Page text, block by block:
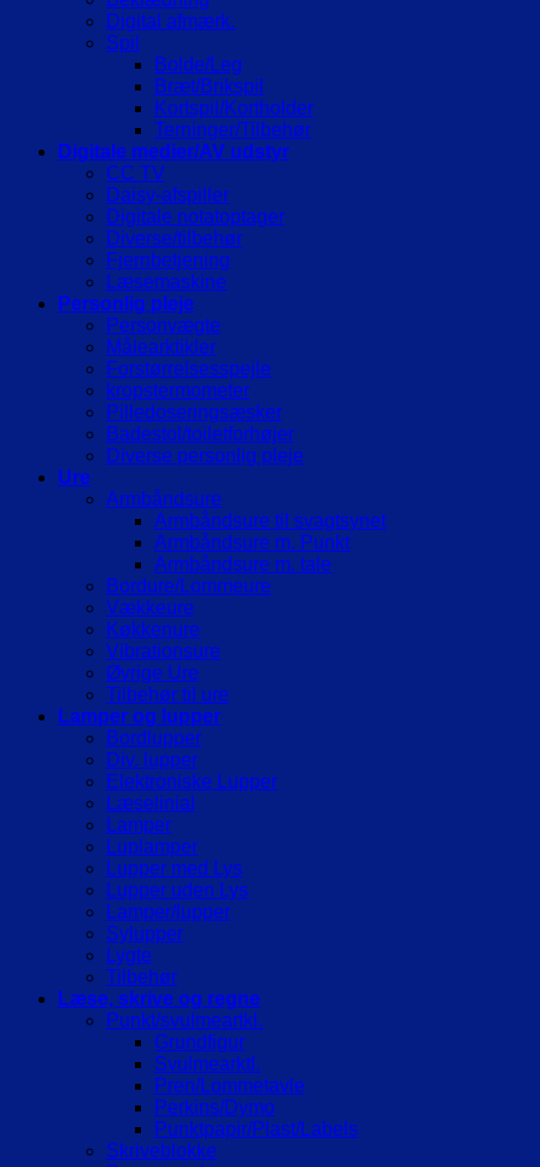
Digital afmærk.
Spil
Bolde/Leg
Bræt/Brikspil
Kortspil/Kortholder
Terninger/Tilbehør
Digitale medier/AV udstyr
CC TV
Daisy-afspiller
Digitale notatoptager
Diverse/tilbehør
Fjernbetjening
Læsemaskine
Personlig pleje
Personvægte
Målearktikler
Forstørrelsesspejle
kropstermometer
Pilledoseringsæsker
Badestol/toiletforhøjer
Diverse personlig pleje
Ure
Armbåndsure
Armbåndsure til svagtsynet
Armbåndsure m. Punkt
Armbåndsure m. tale
Bordure/Lommeure
Vækkeure
Køkkenure
Vibrationsure
Øvrige Ure
Tilbehør til ure
Lamper og lupper
Bordlupper
Div. lupper
Elektroniske Lupper
Læselinial
Lamper
Luplamper
Lupper med Lys
Lupper uden Lys
Lamper/lupper
Sylupper
Lygte
Tilbehør
Læse, skrive og regne
Punkt/svulmeartkl.
Grundfigur
Svulmearktl.
Pren/Lommetavle
Perkins/Dymo
Punktpapir/Plast/Labels
Skriveblokke